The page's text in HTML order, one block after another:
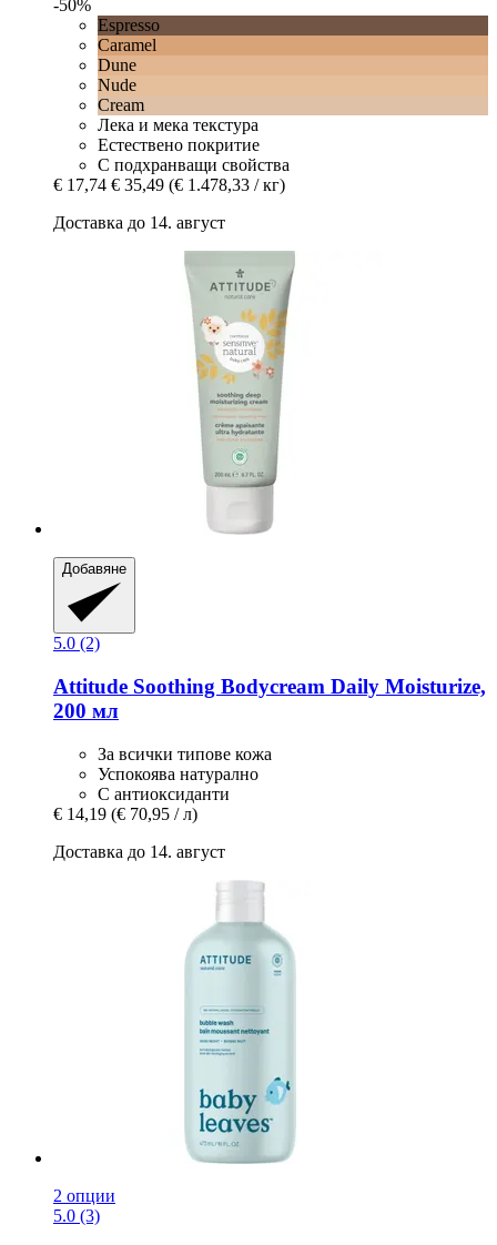
-50%
Espresso
Caramel
Dune
Nude
Cream
Лека и мека текстура
Естествено покритие
С подхранващи свойства
€ 17,74 € 35,49 (€ 1.478,33 / кг)
Доставка до 14. август
Добавяне
5.0 (2)
Attitude Soothing Bodycream Daily Moisturize,
200 мл
За всички типове кожа
Успокоява натурално
С антиоксиданти
€ 14,19 (€ 70,95 / л)
Доставка до 14. август
2 опции
5.0 (3)